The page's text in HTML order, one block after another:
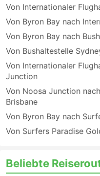
Von Internationaler
Von Byron Bay nach
Von Byron Bay nach
Von Bushaltestelle
Von Internationaler
Junction
Von Noosa Junction
Brisbane
Von Byron Bay nach
Von Surfers Paradise
Beliebte